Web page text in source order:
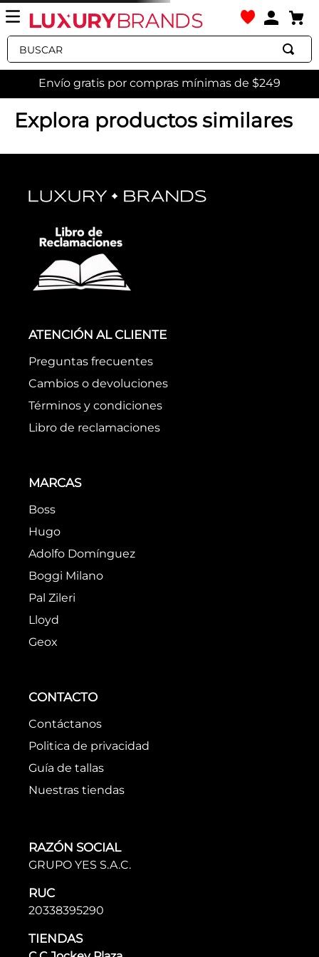
Buscar
Envío gratis por compras mínimas de $249
Explora productos similares
ATENCIÓN AL CLIENTE
Preguntas frecuentes
Cambios o devoluciones
Términos y condiciones
Libro de reclamaciones
MARCAS
Boss
Hugo
Adolfo Domínguez
Boggi Milano
Pal Zileri
Lloyd
Geox
CONTACTO
Contáctanos
Politica de privacidad
Guía de tallas
Nuestras tiendas
RAZÓN SOCIAL
GRUPO YES S.A.C.
RUC
20338395290
TIENDAS